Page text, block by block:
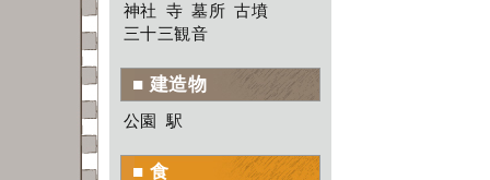
神社 寺 墓所 古墳
三十三観音
■ 建造物
公園 駅
■ 食